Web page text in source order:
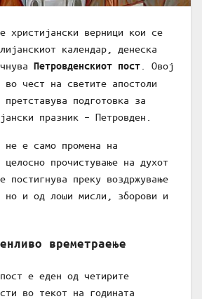
христијански верници кои се
календар, денеска
Петровденскиот пост . Овој
во чест на светите апостоли
подготовка за
празник – Петровден.
не е само промена на
прочистување на духот
постигнува преку воздржување
но и од лоши мисли, зборови и
времетраење
е еден од четирите
во текот на годината